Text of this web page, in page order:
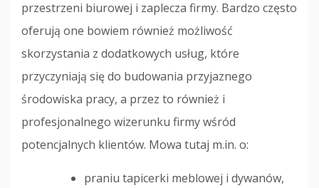
przestrzeni biurowej i zaplecza firmy. Bardzo często
oferują one bowiem również możliwość
skorzystania z dodatkowych usług, które
przyczyniają się do budowania przyjaznego
środowiska pracy, a przez to również i
profesjonalnego wizerunku firmy wśród
potencjalnych klientów. Mowa tutaj m.in. o:
praniu tapicerki meblowej i dywanów,